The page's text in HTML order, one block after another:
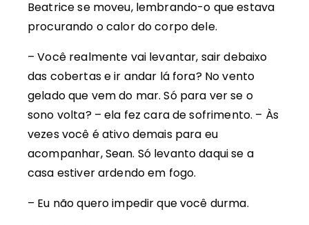
Beatrice se moveu, lembrando-o que estava
procurando o calor do corpo dele.
– Você realmente vai levantar, sair debaixo
das cobertas e ir andar lá fora? No vento
gelado que vem do mar. Só para ver se o
sono volta? – ela fez cara de sofrimento. – Às
vezes você é ativo demais para eu
acompanhar, Sean. Só levanto daqui se a
casa estiver ardendo em fogo.
– Eu não quero impedir que você durma.